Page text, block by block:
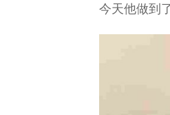
今天他做到